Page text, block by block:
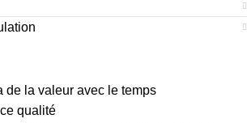
de la valeur avec le temps
qualité